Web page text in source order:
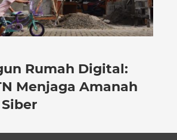
Rumah Digital:
Menjaga Amanah